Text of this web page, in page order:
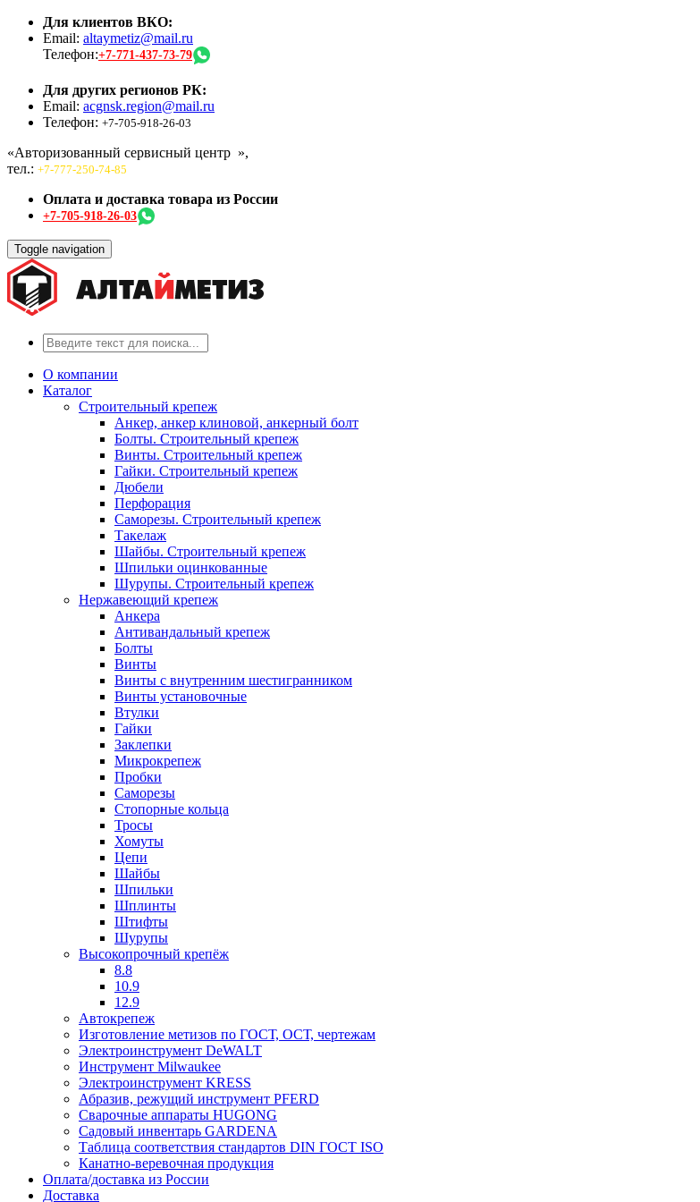
Для клиентов ВКО:
Email: altaymetiz@mail.ru
Телефон:+7-771-437-73-79
Для других регионов РК:
Email: acgnsk.region@mail.ru
Телефон: +7-705-918-26-03
«Авторизованный сервисный центр »,
тел.: +7-777-250-74-85
Оплата и доставка товара из России
+7-705-918-26-03
Toggle navigation
О компании
Каталог
Строительный крепеж
Анкер, анкер клиновой, анкерный болт
Болты. Строительный крепеж
Винты. Строительный крепеж
Гайки. Строительный крепеж
Дюбели
Перфорация
Саморезы. Строительный крепеж
Такелаж
Шайбы. Строительный крепеж
Шпильки оцинкованные
Шурупы. Строительный крепеж
Нержавеющий крепеж
Анкера
Антивандальный крепеж
Болты
Винты
Винты с внутренним шестигранником
Винты установочные
Втулки
Гайки
Заклепки
Микрокрепеж
Пробки
Саморезы
Стопорные кольца
Тросы
Хомуты
Цепи
Шайбы
Шпильки
Шплинты
Штифты
Шурупы
Высокопрочный крепёж
8.8
10.9
12.9
Автокрепеж
Изготовление метизов по ГОСТ, ОСТ, чертежам
Электроинструмент DeWALT
Инструмент Milwaukee
Электроинструмент KRESS
Абразив, режущий инструмент PFERD
Сварочные аппараты HUGONG
Садовый инвентарь GARDENA
Таблица соответствия стандартов DIN ГОСТ ISO
Канатно-веревочная продукция
Оплата/доставка из России
Доставка